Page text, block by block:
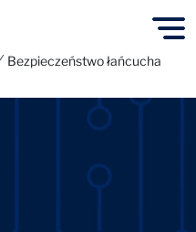
Bezpieczeństwo łańcucha